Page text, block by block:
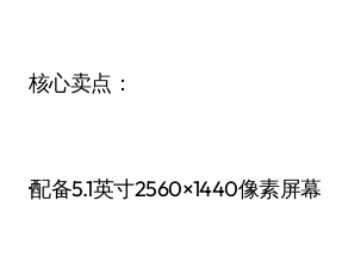
核心卖点：
·配备5.1英寸2560×1440像素屏幕